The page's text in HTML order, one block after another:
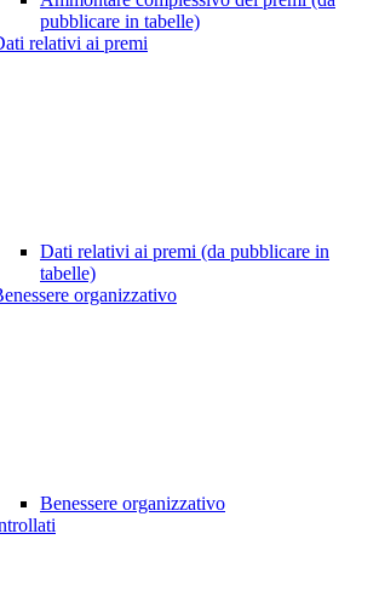
pubblicare in tabelle)
relativi ai premi
Dati relativi ai premi (da pubblicare in
tabelle)
organizzativo
Benessere organizzativo